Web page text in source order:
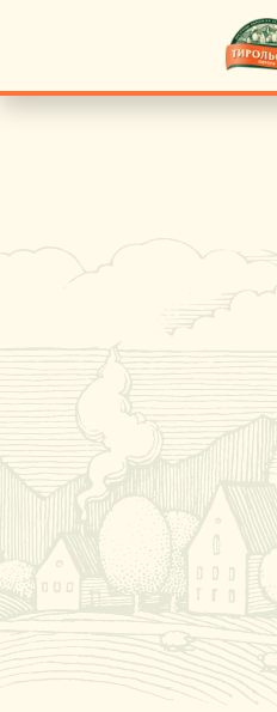
Пирожные
Торты «Тирольские» ®
Куличи
Кафе-кондитерские
Новости
Где купить
О компании